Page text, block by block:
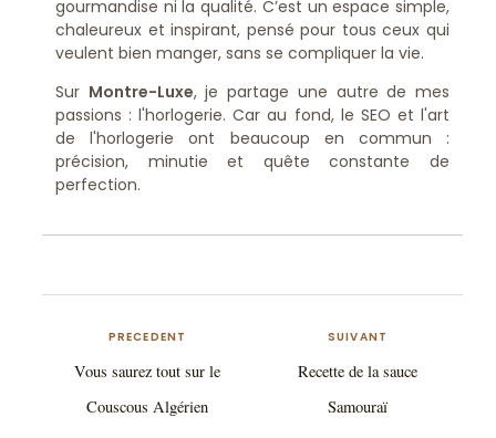
gourmandise ni la qualité. C’est un espace simple,
chaleureux et inspirant, pensé pour tous ceux qui
veulent bien manger, sans se compliquer la vie.
Sur Montre-Luxe, je partage une autre de mes
passions : l'horlogerie. Car au fond, le SEO et l'art
de l'horlogerie ont beaucoup en commun :
précision, minutie et quête constante de
perfection.
PRECEDENT
Vous saurez tout sur le
Couscous Algérien
SUIVANT
Recette de la sauce
Samouraï